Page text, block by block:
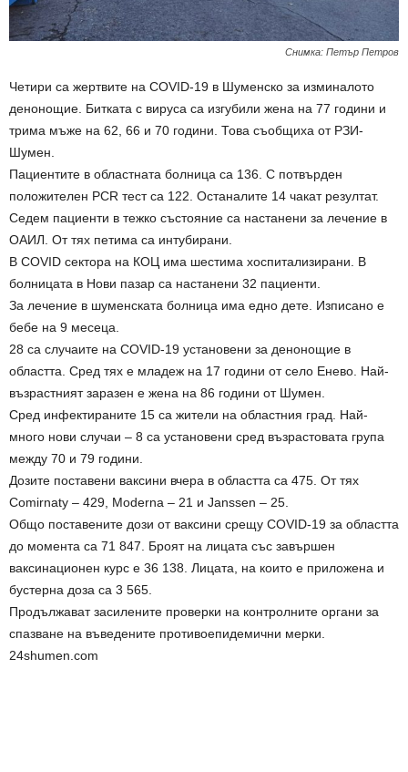
Снимка: Петър Петров
Четири са жертвите на COVID-19 в Шуменско за изминалото
денонощие. Битката с вируса са изгубили жена на 77 години и
трима мъже на 62, 66 и 70 години. Това съобщиха от РЗИ-
Шумен.
Пациентите в областната болница са 136. С потвърден
положителен PCR тест са 122. Останалите 14 чакат резултат.
Седем пациенти в тежко състояние са настанени за лечение в
ОАИЛ. От тях петима са интубирани.
В COVID сектора на КОЦ има шестима хоспитализирани. В
болницата в Нови пазар са настанени 32 пациенти.
За лечение в шуменската болница има едно дете. Изписано е
бебе на 9 месеца.
28 са случаите на COVID-19 установени за денонощие в
областта. Сред тях е младеж на 17 години от село Енево. Най-
възрастният заразен е жена на 86 години от Шумен.
Сред инфектираните 15 са жители на областния град. Най-
много нови случаи – 8 са установени срeд възрастовата група
между 70 и 79 години.
Дозите поставени ваксини вчера в областта са 475. От тях
Comirnaty – 429, Moderna – 21 и Janssen – 25.
Общо поставените дози от ваксини срещу COVID-19 за областта
до момента са 71 847. Броят на лицата със завършен
ваксинационен курс е 36 138. Лицата, на които е приложена и
бустерна доза са 3 565.
Продължават засилените проверки на контролните органи за
спазване на въведените противоепидемични мерки.
24shumen.com